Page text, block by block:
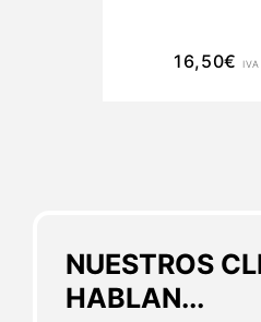
NUESTROS
HABLAN...
16,50€